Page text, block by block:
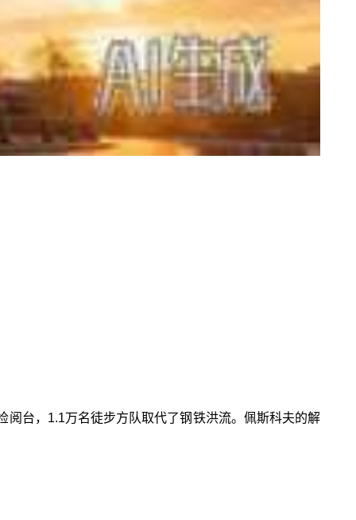
台，1.1万名徒步方队取代了钢铁洪流。佩斯科夫的解